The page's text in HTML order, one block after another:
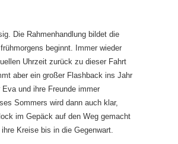
Die Rahmenhandlung bildet die
beginnt. Immer wieder
Uhrzeit zurück zu dieser Fahrt
aber ein großer Flashback ins Jahr
und ihre Freunde immer
Sommers wird dann auch klar,
im Gepäck auf den Weg gemacht
Kreise bis in die Gegenwart.